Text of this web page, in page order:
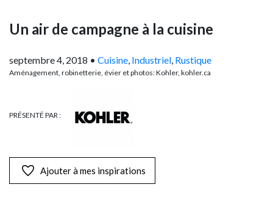
Un air de campagne à la cuisine
septembre 4, 2018 • Cuisine, Industriel, Rustique
Aménagement, robinetterie, évier et photos: Kohler, kohler.ca
PRÉSENTÉ PAR :
Ajouter à mes inspirations